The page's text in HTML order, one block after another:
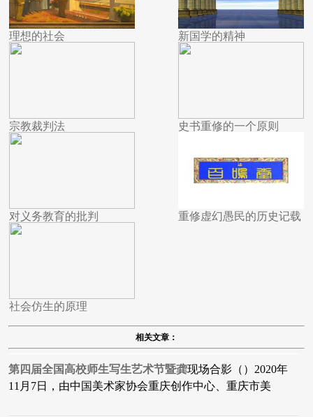
理想的社会
宗教裁判法
对义务教育的批判
社会仿生的原理
新国学的精神
史书重修的一个原则
重修虚幻愚民的历史记载
相关文章：
第四届全国高校师生写生艺术节暨龚现场合影（）2020年
11月7日，由中国美术家协会重庆创作中心、重庆市美